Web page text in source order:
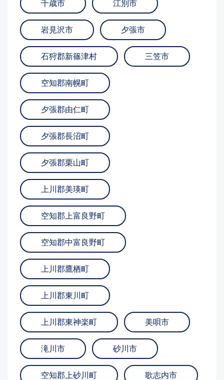
千歳市 江別市
岩見沢市 夕張市
石狩郡新篠津村 三笠市
空知郡南幌町
夕張郡由仁町
夕張郡長沼町
夕張郡栗山町
上川郡美瑛町
空知郡上富良野町
空知郡中富良野町
上川郡鷹栖町
上川郡東川町
上川郡東神楽町 美唄市
滝川市 砂川市
空知郡上砂川町 歌志内市